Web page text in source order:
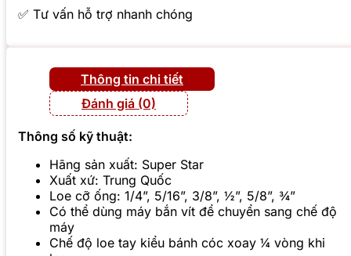
✅ Tư vấn hỗ trợ nhanh chóng
Thông tin chi tiết
Đánh giá (0)
Thông số kỹ thuật:
Hãng sản xuất: Super Star
Xuất xứ: Trung Quốc
Loe cỡ ống: 1/4”, 5/16”, 3/8”, ½”, 5/8”, ¾”
Có thể dùng máy bắn vít để chuyển sang chế độ
máy
Chế độ loe tay kiểu bánh cóc xoay ¼ vòng khi